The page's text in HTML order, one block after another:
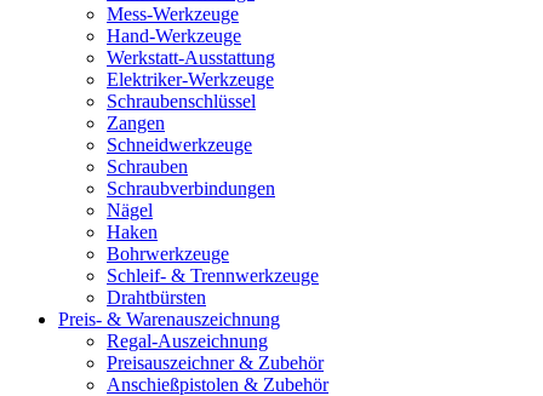
Mess-Werkzeuge
Hand-Werkzeuge
Werkstatt-Ausstattung
Elektriker-Werkzeuge
Schraubenschlüssel
Zangen
Schneidwerkzeuge
Schrauben
Schraubverbindungen
Nägel
Haken
Bohrwerkzeuge
Schleif- & Trennwerkzeuge
Drahtbürsten
Preis- & Warenauszeichnung
Regal-Auszeichnung
Preisauszeichner & Zubehör
Anschießpistolen & Zubehör